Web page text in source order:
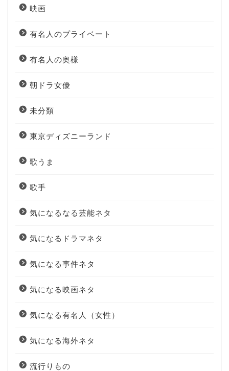
映画
有名人のプライベート
有名人の奥様
朝ドラ女優
未分類
東京ディズニーランド
歌うま
歌手
気になるなる芸能ネタ
気になるドラマネタ
気になる事件ネタ
気になる映画ネタ
気になる有名人（女性）
気になる海外ネタ
流行りもの